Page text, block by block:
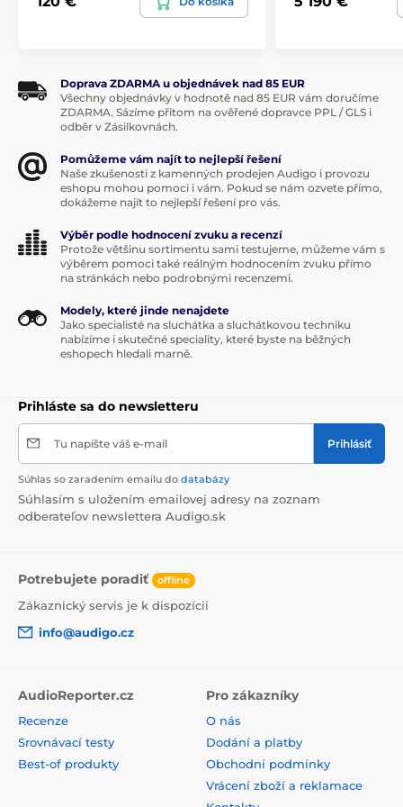
Výstupný
prúd
15A
napätie
Prahová
hodnota
šumu
<1μV
Doprava ZDARMA u objednávek nad 85 EUR
Všechny objednávky v hodnotě nad 85 EUR vám doručíme
ZDARMA. Sázíme přitom na ověřené dopravce PPL / GLS i
odběr v Zásilkovnách.
Pomůžeme vám najít to nejlepší řešení
Naše zkušenosti z kamenných prodejen Audigo i provozu
eshopu mohou pomoci i vám. Pokud se nám ozvete přímo,
dokážeme najít to nejlepší řešení pro vás.
Výběr podle hodnocení zvuku a recenzí
Protože většinu sortimentu sami testujeme, můžeme vám s
výběrem pomoci také reálným hodnocením zvuku přímo
na stránkách nebo podrobnými recenzemi.
Modely, které jinde nenajdete
Jako specialisté na sluchátka a sluchátkovou techniku
nabízíme i skutečné speciality, které byste na běžných
eshopech hledali marně.
Prihláste sa do newsletteru
Tu napíšte váš e-mail Prihlásiť
Súhlas so zaradením emailu do databázy
Súhlasím s uložením emailovej adresy na zoznam
odberateľov newslettera Audigo.sk
Potrebujete poradiť offline
Zákaznický servis je k dispozícii
info@audigo.cz
AudioReporter.cz
Recenze
Srovnávací testy
Best-of produkty
Pro zákazníky
O nás
Dodání a platby
Obchodní podmínky
Vrácení zboží a reklamace